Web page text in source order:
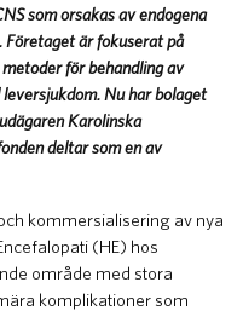
som orsakas av endogena
är fokuserat på
för behandling av
Nu har bolaget
Karolinska
deltar som en av
kommersialisering av nya
(HE) hos
område med stora
komplikationer som